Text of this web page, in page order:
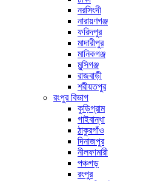
নরসিংদী
নারায়ণগঞ্জ
ফরিদপুর
মাদারীপুর
মানিকগঞ্জ
মুন্সিগঞ্জ
রাজবাড়ী
শরীয়তপুর
রংপুর বিভাগ
কুড়িগ্রাম
গাইবান্ধা
ঠাকুরগাঁও
দিনাজপুর
নীলফামারী
পঞ্চগড়
রংপুর